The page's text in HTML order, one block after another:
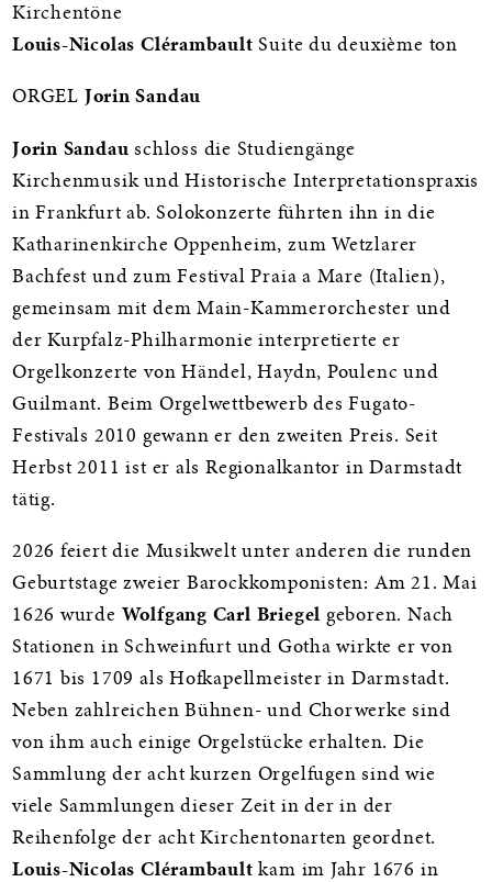
Kirchentöne
Louis-Nicolas ClérambaultSuite du deuxième ton
ORGEL Jorin Sandau
Jorin Sandau schloss die Studiengänge
Kirchenmusik und Historische Interpretationspraxis
in Frankfurt ab. Solokonzerte führten ihn in die
Katharinenkirche Oppenheim, zum Wetzlarer
Bachfest und zum Festival Praia a Mare (Italien),
gemeinsam mit dem Main-Kammerorchester und
der Kurpfalz-Philharmonie interpretierte er
Orgelkonzerte von Händel, Haydn, Poulenc und
Guilmant. Beim Orgelwettbewerb des Fugato-
Festivals 2010 gewann er den zweiten Preis. Seit
Herbst 2011 ist er als Regionalkantor in Darmstadt
tätig.
2026 feiert die Musikwelt unter anderen die runden
Geburtstage zweier Barockkomponisten: Am 21. Mai
1626 wurde Wolfgang Carl Briegel geboren. Nach
Stationen in Schweinfurt und Gotha wirkte er von
1671 bis 1709 als Hofkapellmeister in Darmstadt.
Neben zahlreichen Bühnen- und Chorwerke sind
von ihm auch einige Orgelstücke erhalten. Die
Sammlung der acht kurzen Orgelfugen sind wie
viele Sammlungen dieser Zeit in der in der
Reihenfolge der acht Kirchentonarten geordnet.
Louis-Nicolas Clérambault kam im Jahr 1676 in